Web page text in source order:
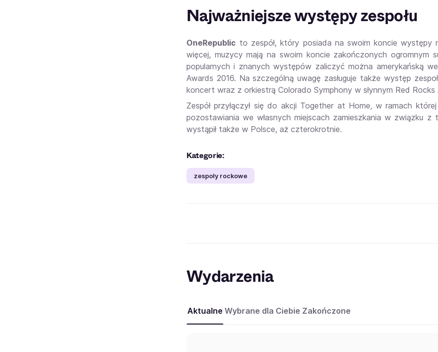
Najważniejsze występy zespołu
OneRepublic to zespół, który posiada na swoim koncie występy
więcej, muzycy mają na swoim koncie zakończonych ogromnym
popularnych i znanych występów zaliczyć można amerykańską
Awards 2016. Na szczególną uwagę zasługuje także występ
koncert wraz z orkiestrą Colorado Symphony w słynnym Red
Zespół przyłączył się do akcji Together at Home, w ramach
pozostawiania we własnych miejscach zamieszkania w związku
wystąpił także w Polsce, aż czterokrotnie.
Kategorie:
zespoły rockowe
Wydarzenia
Aktualne Wybrane dla Ciebie Zakończone